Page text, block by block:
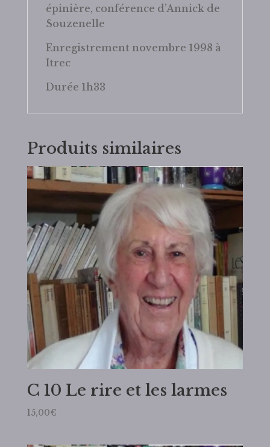
épinière, conférence d’Annick de
Souzenelle
Enregistrement novembre 1998 à
Itrec
Durée 1h33
Produits similaires
C 10 Le rire et les larmes
15,00€